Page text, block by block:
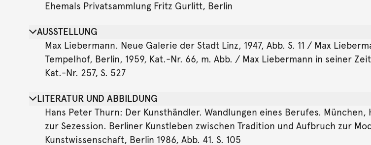
Ehemals Privatsammlung Fritz Gurlitt, Berlin
AUSSTELLUNG
Max Liebermann. Neue Galerie der Stadt Linz, 1947, Abb. S. 11 / Max
Tempelhof, Berlin, 1959, Kat.-Nr. 66, m. Abb. / Max Liebermann in seiner
Kat.-Nr. 257, S. 527
LITERATUR UND ABBILDUNG
Hans Peter Thurn: Der Kunsthändler. Wandlungen eines Berufes. München,
zur Sezession. Berliner Kunstleben zwischen Tradition und Aufbruch zur
Kunstwissenschaft, Berlin 1986, Abb. 41. S. 105